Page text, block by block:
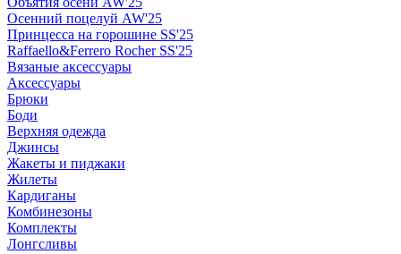
Осенний поцелуй AW'25
Принцесса на горошине SS'25
Raffaello&Ferrero Rocher SS'25
Вязаные аксессуары
Аксессуары
Брюки
Боди
Верхняя одежда
Джинсы
Жакеты и пиджаки
Жилеты
Кардиганы
Комбинезоны
Комплекты
Лонгсливы